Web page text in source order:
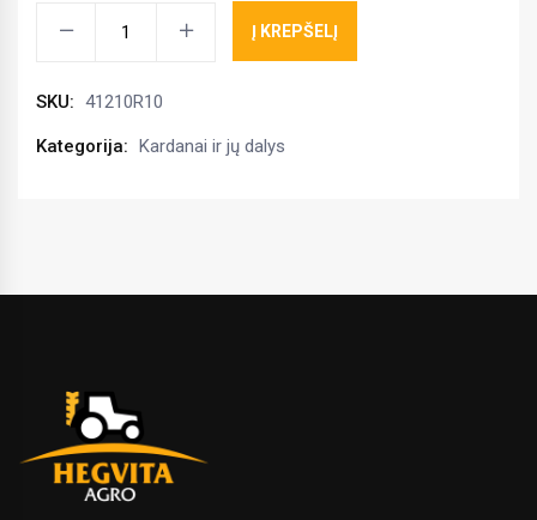
Bondioli
Pavesi
Į KREPŠELĮ
SKU: 41210R10
Kategorija: Kardanai ir jų dalys